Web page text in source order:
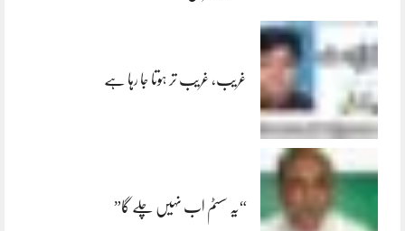
غریب، غریب تر ہوتا جا رہا ہے
“یہ سسٹم اب نہیں چلے گا”